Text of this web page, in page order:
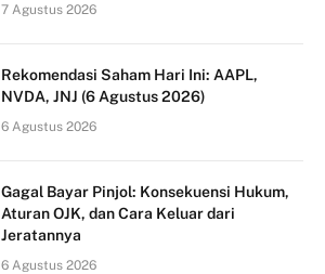
7 Agustus 2026
Rekomendasi Saham Hari Ini: AAPL,
NVDA, JNJ (6 Agustus 2026)
6 Agustus 2026
Gagal Bayar Pinjol: Konsekuensi Hukum,
Aturan OJK, dan Cara Keluar dari
Jeratannya
6 Agustus 2026